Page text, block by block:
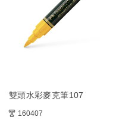
雙頭水彩麥克筆107
160407